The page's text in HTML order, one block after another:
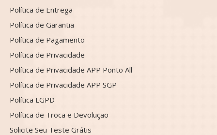
Política de Entrega
Política de Garantia
Política de Pagamento
Política de Privacidade
Política de Privacidade APP Ponto All
Política de Privacidade APP SGP
Política LGPD
Política de Troca e Devolução
Solicite Seu Teste Grátis